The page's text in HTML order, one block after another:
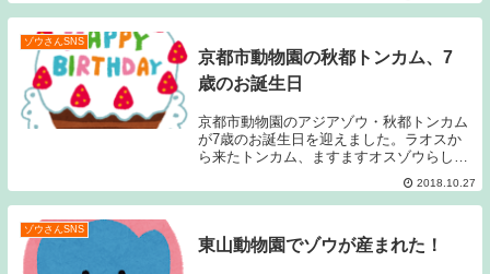
と手編みのジャンパーを作成し着せたそう
です。
ゾウさんSNS
京都市動物園の秋都トンカム、7
歳のお誕生日
京都市動物園のアジアゾウ・秋都トンカム
が7歳のお誕生日を迎えました。ラオスか
ら来たトンカム、ますますオスゾウらしく
2018.10.27
ゾウさんSNS
東山動物園でゾウが産まれた！